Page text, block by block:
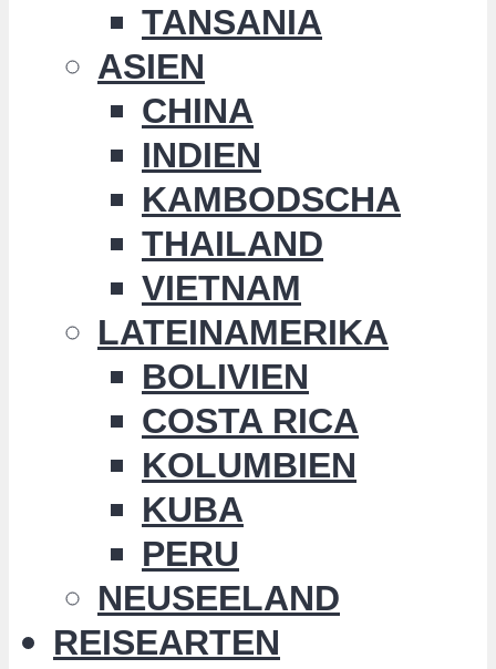
TANSANIA
ASIEN
CHINA
INDIEN
KAMBODSCHA
THAILAND
VIETNAM
LATEINAMERIKA
BOLIVIEN
COSTA RICA
KOLUMBIEN
KUBA
PERU
NEUSEELAND
REISEARTEN